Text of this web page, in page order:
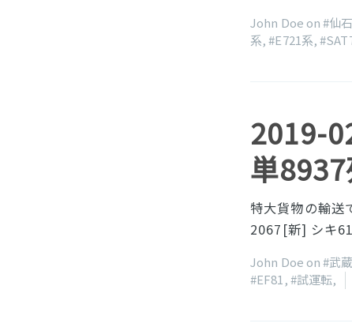
John Doe on#仙
系,#E721系,
2019-
単
特大貨物の輸送
2067[新] シキ
John Doe on#武
#EF81,#試運転,